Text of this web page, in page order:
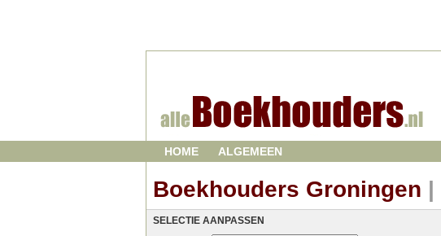
HOME ALGEMEEN
Boekhouders Groningen |
SELECTIE AANPASSEN